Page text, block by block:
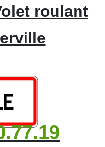
roulant